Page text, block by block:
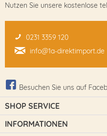
Nutzen Sie unsere kostenlose
0231 3359 120
info@1a-direktimport.de
Besuchen Sie uns auf
SHOP SERVICE
INFORMATIONEN